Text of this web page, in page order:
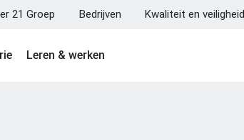
21 Groep Bedrijven Kwaliteit en veiligheid
Leren & werken